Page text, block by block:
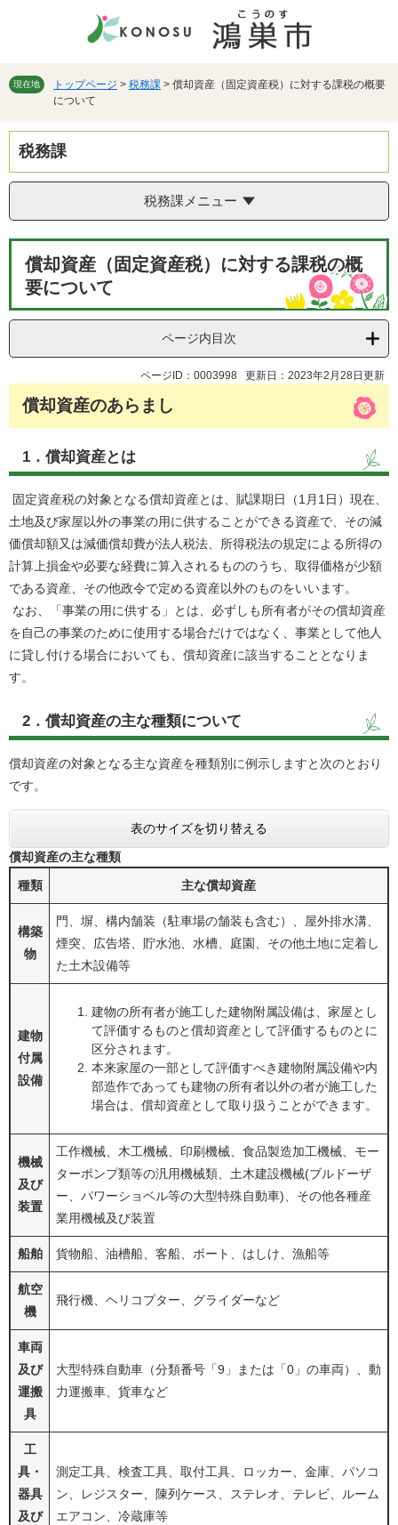
先
を
本
へ
現在地 トップページ > 税務課 > 償却資産（固定資産税）に対する課税の概要
について
税務課
税務課メニュー
償却資産（固定資産税）に対する課税の概
要について
ページ内目次
ページID：0003998 更新日：2023年2月28日更新
償却資産のあらまし
1．償却資産とは
固定資産税の対象となる償却資産とは、賦課期日（1月1日）現在、
土地及び家屋以外の事業の用に供することができる資産で、その減
価償却額又は減価償却費が法人税法、所得税法の規定による所得の
計算上損金や必要な経費に算入されるもののうち、取得価格が少額
である資産、その他政令で定める資産以外のものをいいます。
なお、「事業の用に供する」とは、必ずしも所有者がその償却資産
を自己の事業のために使用する場合だけではなく、事業として他人
に貸し付ける場合においても、償却資産に該当することとなりま
す。
2．償却資産の主な種類について
償却資産の対象となる主な資産を種類別に例示しますと次のとおり
です。
表のサイズを切り替える
償却資産の主な種類
種類
主な償却資産
構築
物
門、塀、構内舗装（駐車場の舗装も含む）、屋外排水溝、
煙突、広告塔、貯水池、水槽、庭園、その他土地に定着し
た土木設備等
建物
付属
設備
建物の所有者が施工した建物附属設備は、家屋とし
て評価するものと償却資産として評価するものとに
区分されます。
本来家屋の一部として評価すべき建物附属設備や内
部造作であっても建物の所有者以外の者が施工した
場合は、償却資産として取り扱うことができます。
機械
及び
装置
工作機械、木工機械、印刷機械、食品製造加工機械、モー
ターポンプ類等の汎用機械類、土木建設機械(ブルドーザ
ー、パワーショベル等の大型特殊自動車)、その他各種産
業用機械及び装置
船舶 貨物船、油槽船、客船、ボート、はしけ、漁船等
航空
機
飛行機、ヘリコプター、グライダーなど
車両
及び
運搬
具
大型特殊自動車（分類番号「9」または「0」の車両）、動
力運搬車、貨車など
工
具・
器具
及び
測定工具、検査工具、取付工具、ロッカー、金庫、パソコ
ン、レジスター、陳列ケース、ステレオ、テレビ、ルーム
エアコン、冷蔵庫等